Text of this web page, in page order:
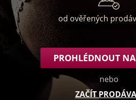
od ověřených
PROHLÉDNOUT
nebo
ZAČÍT